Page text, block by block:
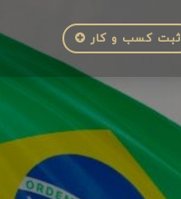
ثبت کسب و کار